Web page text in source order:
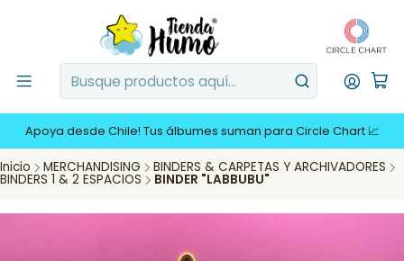
Apoya desde Chile! Tus álbumes suman para Circle Chart 📈
Inicio MERCHANDISING BINDERS & CARPETAS Y ARCHIVADORES
BINDERS 1 & 2 ESPACIOS BINDER "LABBUBU"